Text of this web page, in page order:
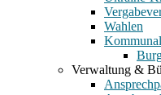
Wahlen
Verwaltung &